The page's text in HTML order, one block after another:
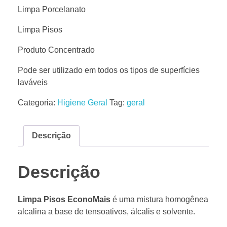
Limpa Porcelanato
Limpa Pisos
Produto Concentrado
Pode ser utilizado em todos os tipos de superfícies
laváveis
Categoria: Higiene Geral Tag: geral
Descrição
Descrição
Limpa Pisos EconoMais é uma mistura homogênea
alcalina a base de tensoativos, álcalis e solvente.